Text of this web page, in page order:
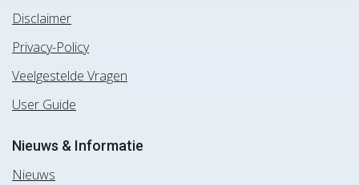
Disclaimer
Privacy-Policy
Veelgestelde Vragen
User Guide
Nieuws & Informatie
Nieuws